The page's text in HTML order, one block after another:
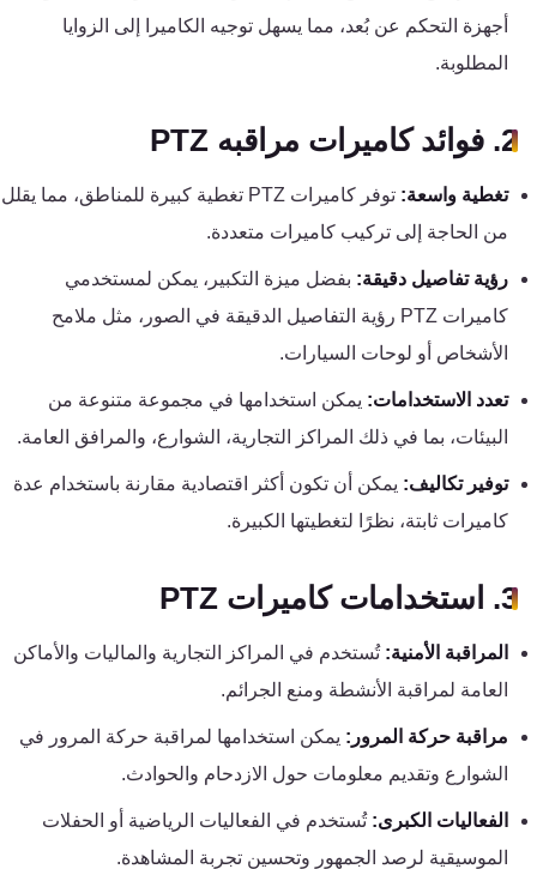
أجهزة التحكم عن بُعد، مما يسهل توجيه الكاميرا إلى الزوايا
المطلوبة.
2. فوائد كاميرات مراقبه PTZ
تغطية واسعة:
توفر كاميرات PTZ تغطية كبيرة للمناطق، مما يقلل
من الحاجة إلى تركيب كاميرات متعددة.
رؤية تفاصيل دقيقة:بفضل ميزة التكبير، يمكن لمستخدمي
كاميرات PTZ رؤية التفاصيل الدقيقة في الصور، مثل ملامح
الأشخاص أو لوحات السيارات.
تعدد الاستخدامات:يمكن استخدامها في مجموعة متنوعة من
البيئات، بما في ذلك المراكز التجارية، الشوارع، والمرافق العامة.
توفير تكاليف:يمكن أن تكون أكثر اقتصادية مقارنة باستخدام عدة
كاميرات ثابتة، نظرًا لتغطيتها الكبيرة.
3. استخدامات كاميرات PTZ
المراقبة الأمنية:تُستخدم في المراكز التجارية والماليات والأماكن
العامة لمراقبة الأنشطة ومنع الجرائم.
مراقبة حركة المرور:يمكن استخدامها لمراقبة حركة المرور في
الشوارع وتقديم معلومات حول الازدحام والحوادث.
الفعاليات الكبرى:تُستخدم في الفعاليات الرياضية أو الحفلات
الموسيقية لرصد الجمهور وتحسين تجربة المشاهدة.
انتركم
السرقة
الحريق
أكسيس
كنترول